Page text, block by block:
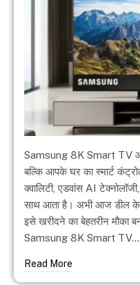
Samsung 8K Smart TV
बल्कि आपके घर का स्मार्ट
क्वालिटी, एडवांस AI
साथ आता है। अभी आज डील
इसे खरीदने का बेहतरीन मौका
Samsung 8K Smart TV…
Read More